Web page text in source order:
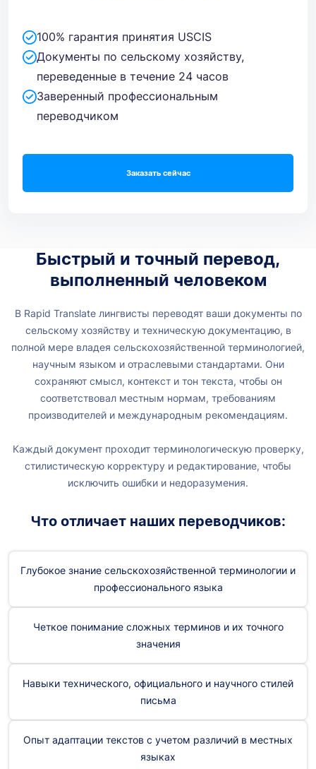
100% гарантия принятия USCIS
Документы по сельскому хозяйству,
переведенные в течение 24 часов
Заверенный профессиональным
переводчиком
Заказать сейчас
Быстрый и точный перевод,
выполненный человеком
В Rapid Translate лингвисты переводят ваши документы по
сельскому хозяйству и техническую документацию, в
полной мере владея сельскохозяйственной терминологией,
научным языком и отраслевыми стандартами. Они
сохраняют смысл, контекст и тон текста, чтобы он
соответствовал местным нормам, требованиям
производителей и международным рекомендациям.
Каждый документ проходит терминологическую проверку,
стилистическую корректуру и редактирование, чтобы
исключить ошибки и недоразумения.
Что отличает наших переводчиков:
Глубокое знание сельскохозяйственной терминологии и
профессионального языка
Четкое понимание сложных терминов и их точного
значения
Навыки технического, официального и научного стилей
письма
Опыт адаптации текстов с учетом различий в местных
языках